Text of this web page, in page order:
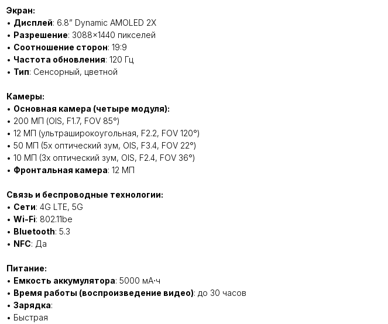
Экран:
• Дисплей: 6.8” Dynamic AMOLED 2X
• Разрешение: 3088×1440 пикселей
• Соотношение сторон: 19:9
• Частота обновления: 120 Гц
• Тип: Сенсорный, цветной
Камеры:
• Основная камера (четыре модуля):
• 200 МП (OIS, F1.7, FOV 85°)
• 12 МП (ультраширокоугольная, F2.2, FOV 120°)
• 50 МП (5x оптический зум, OIS, F3.4, FOV 22°)
• 10 МП (3x оптический зум, OIS, F2.4, FOV 36°)
• Фронтальная камера: 12 МП
Связь и беспроводные технологии:
• Сети: 4G LTE, 5G
• Wi-Fi: 802.11be
• Bluetooth: 5.3
• NFC: Да
Питание:
• Емкость аккумулятора: 5000 мА⋅ч
• Время работы (воспроизведение видео): до 30 часов
• Зарядка:
• Быстрая